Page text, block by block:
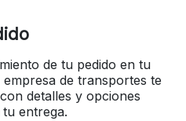
de tu pedido en tu
de transportes te
detalles y opciones
entrega.